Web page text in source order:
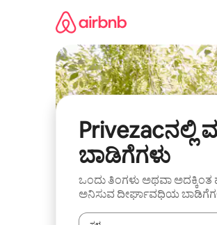
Privezacನಲ್ಲಿ
ಬಾಡಿಗೆಗಳು
ಒಂದು ತಿಂಗಳು ಅಥವಾ
ಅನಿಸುವ ದೀರ್ಘಾವಧಿಯ